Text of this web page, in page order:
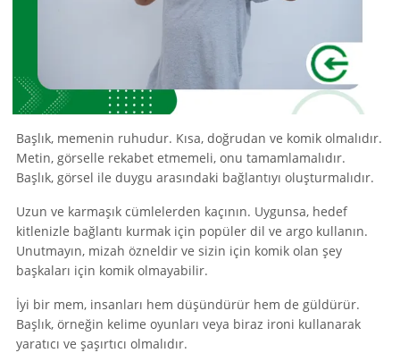
Başlık, memenin ruhudur. Kısa, doğrudan ve komik olmalıdır.
Metin, görselle rekabet etmemeli, onu tamamlamalıdır.
Başlık, görsel ile duygu arasındaki bağlantıyı oluşturmalıdır.
Uzun ve karmaşık cümlelerden kaçının. Uygunsa, hedef
kitlenizle bağlantı kurmak için popüler dil ve argo kullanın.
Unutmayın, mizah özneldir ve sizin için komik olan şey
başkaları için komik olmayabilir.
İyi bir mem, insanları hem düşündürür hem de güldürür.
Başlık, örneğin kelime oyunları veya biraz ironi kullanarak
yaratıcı ve şaşırtıcı olmalıdır.